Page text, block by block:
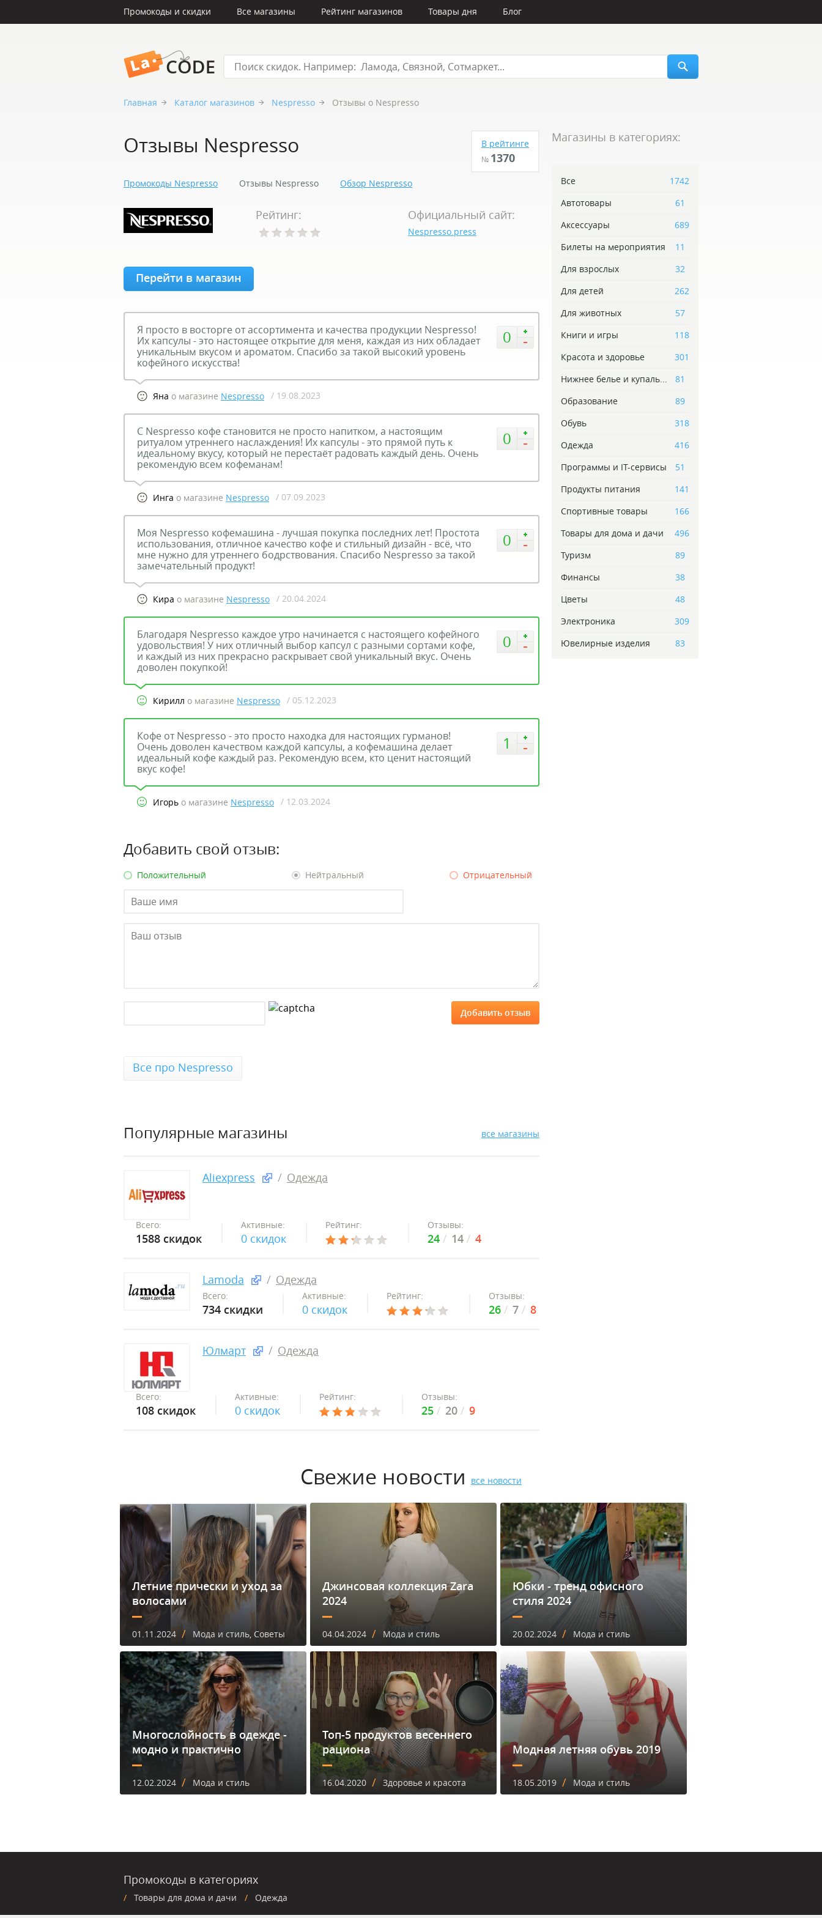
Промокоды и скидки Все магазины Рейтинг магазинов Товары дня Блог
Главная Каталог магазинов Nespresso Отзывы о Nespresso
Отзывы Nespresso В рейтинге
№ 1370
Промокоды Nespresso Отзывы Nespresso Обзор Nespresso
Рейтинг: Официальный сайт:
Nespresso.press
Перейти в магазин
0
Я просто в восторге от ассортимента и качества продукции Nespresso!
Их капсулы - это настоящее открытие для меня, каждая из них обладает
уникальным вкусом и ароматом. Спасибо за такой высокий уровень
кофейного искусства!
Яна о магазине Nespresso / 19.08.2023
0
С Nespresso кофе становится не просто напитком, а настоящим
ритуалом утреннего наслаждения! Их капсулы - это прямой путь к
идеальному вкусу, который не перестаёт радовать каждый день. Очень
рекомендую всем кофеманам!
Инга о магазине Nespresso / 07.09.2023
0
Моя Nespresso кофемашина - лучшая покупка последних лет! Простота
использования, отличное качество кофе и стильный дизайн - всё, что
мне нужно для утреннего бодрствования. Спасибо Nespresso за такой
замечательный продукт!
Кира о магазине Nespresso / 20.04.2024
0
Благодаря Nespresso каждое утро начинается с настоящего кофейного
удовольствия! У них отличный выбор капсул с разными сортами кофе,
и каждый из них прекрасно раскрывает свой уникальный вкус. Очень
доволен покупкой!
Кирилл о магазине Nespresso / 05.12.2023
1
Кофе от Nespresso - это просто находка для настоящих гурманов!
Очень доволен качеством каждой капсулы, а кофемашина делает
идеальный кофе каждый раз. Рекомендую всем, кто ценит настоящий
вкус кофе!
Игорь о магазине Nespresso / 12.03.2024
Добавить свой отзыв:
Положительный Нейтральный Отрицательный
Все про Nespresso
Популярные магазины все магазины
Aliexpress Одежда
Всего:
1588 скидок
Активные:
0 скидок
Рейтинг: Отзывы:
24 14 4
Lamoda Одежда
Всего:
734 скидки
Активные:
0 скидок
Рейтинг: Отзывы:
26 7 8
Юлмарт Одежда
Всего:
108 скидок
Активные:
0 скидок
Рейтинг: Отзывы:
25 20 9
Магазины в категориях:
Все
1742
Автотовары
61
Аксессуары
689
Билеты на мероприятия
11
Для взрослых
32
Для детей
262
Для животных
57
Книги и игры
118
Красота и здоровье
301
Нижнее белье и купаль...
81
Образование
89
Обувь
318
Одежда
416
Программы и IT-сервисы
51
Продукты питания
141
Спортивные товары
166
Товары для дома и дачи
496
Туризм
89
Финансы
38
Цветы
48
Электроника
309
Ювелирные изделия
83
Свежие новости все новости
Летние прически и уход за
волосами
01.11.2024 / Мода и стиль, Советы
Джинсовая коллекция Zara
2024
04.04.2024 / Мода и стиль
Юбки - тренд офисного
стиля 2024
20.02.2024 / Мода и стиль
Многослойность в одежде -
модно и практично
12.02.2024 / Мода и стиль
Топ-5 продуктов весеннего
рациона
16.04.2020 / Здоровье и красота
Модная летняя обувь 2019
18.05.2019 / Мода и стиль
Промокоды в категориях
Товары для дома и дачи Одежда